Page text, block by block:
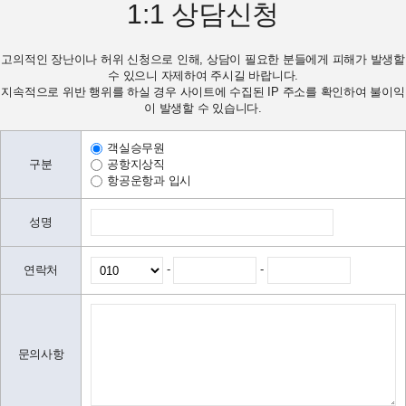
1:1 상담신청
고의적인 장난이나 허위 신청으로 인해, 상담이 필요한 분들에게 피해가 발생할
수 있으니 자제하여 주시길 바랍니다.
지속적으로 위반 행위를 하실 경우 사이트에 수집된 IP 주소를 확인하여 불이익
이 발생할 수 있습니다.
구분
객실승무원
공항지상직
항공운항과 입시
성명
연락처 - -
문의사항